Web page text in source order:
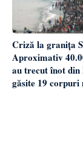
Criză la granița
Aproximativ
au trecut înot
găsite 19 corpuri